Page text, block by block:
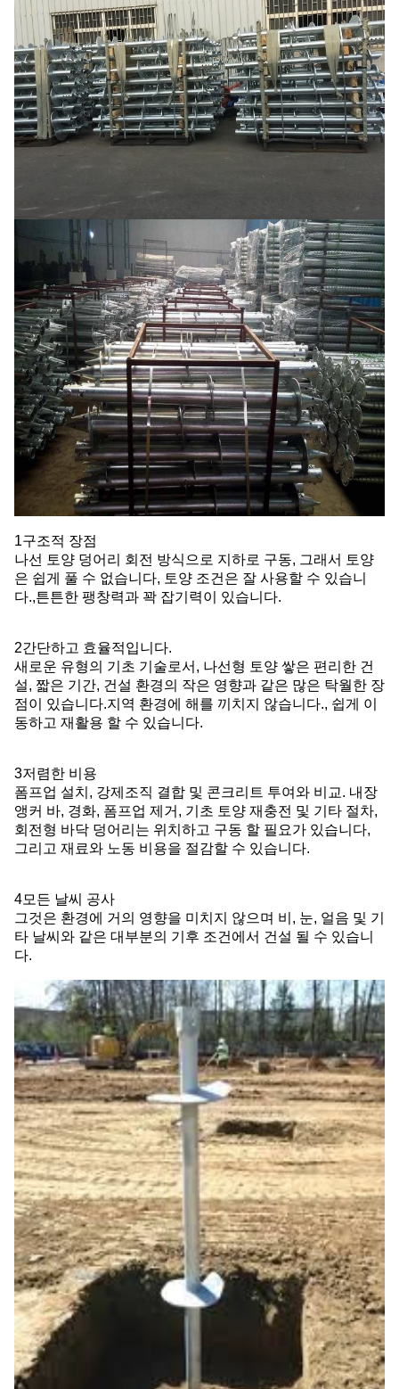
1구조적 장점
나선 토양 덩어리 회전 방식으로 지하로 구동, 그래서 토양
은 쉽게 풀 수 없습니다, 토양 조건은 잘 사용할 수 있습니
다.,튼튼한 팽창력과 꽉 잡기력이 있습니다.
2간단하고 효율적입니다.
새로운 유형의 기초 기술로서, 나선형 토양 쌓은 편리한 건
설, 짧은 기간, 건설 환경의 작은 영향과 같은 많은 탁월한 장
점이 있습니다.지역 환경에 해를 끼치지 않습니다., 쉽게 이
동하고 재활용 할 수 있습니다.
3저렴한 비용
폼프업 설치, 강제조직 결합 및 콘크리트 투여와 비교. 내장
앵커 바, 경화, 폼프업 제거, 기초 토양 재충전 및 기타 절차,
회전형 바닥 덩어리는 위치하고 구동 할 필요가 있습니다,
그리고 재료와 노동 비용을 절감할 수 있습니다.
4모든 날씨 공사
그것은 환경에 거의 영향을 미치지 않으며 비, 눈, 얼음 및 기
타 날씨와 같은 대부분의 기후 조건에서 건설 될 수 있습니
다.